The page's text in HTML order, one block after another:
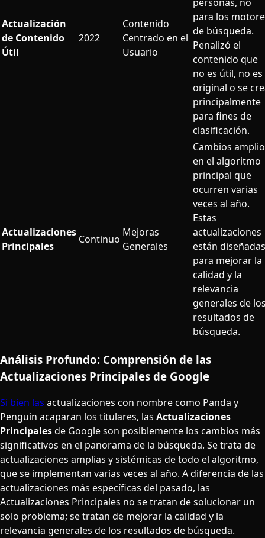
Actualización
de Contenido
Útil
2022
Contenido
Centrado en el
Usuario
para los
de búsqueda.
Penalizó el
contenido que
no es útil, no es
original o se
principalmente
para fines de
clasificación.
Actualizaciones
Principales
Continuo
Mejoras
Generales
Cambios
en el algoritmo
principal que
ocurren varias
veces al año.
Estas
actualizaciones
están diseñadas
para mejorar la
calidad y la
relevancia
generales de
resultados de
búsqueda.
Análisis Profundo: Comprensión de las
Actualizaciones Principales de Google
Si bien las actualizaciones con nombre como Panda y
Penguin acaparan los titulares, las Actualizaciones
Principalesde Google son posiblemente los cambios más
significativos en el panorama de la búsqueda. Se trata de
actualizaciones amplias y sistémicas de todo el algoritmo,
que se implementan varias veces al año. A diferencia de las
actualizaciones más específicas del pasado, las
Actualizaciones Principales no se tratan de solucionar un
solo problema; se tratan de mejorar la calidad y la
relevancia generales de los resultados de búsqueda.